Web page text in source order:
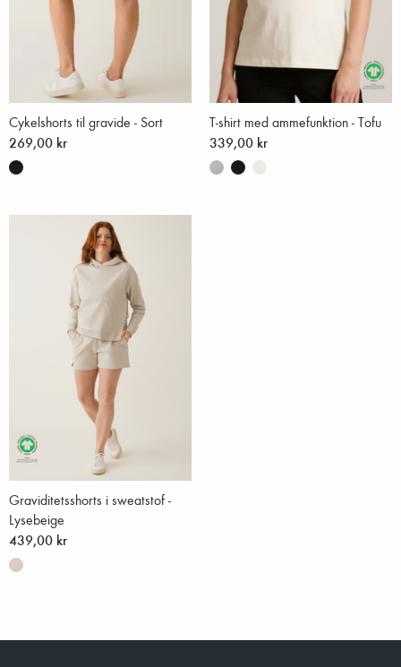
Cykelshorts til gravide - Sort
269,00 kr
T-shirt med ammefunktion - Tofu
339,00 kr
Graviditetsshorts i sweatstof -
Lysebeige
439,00 kr